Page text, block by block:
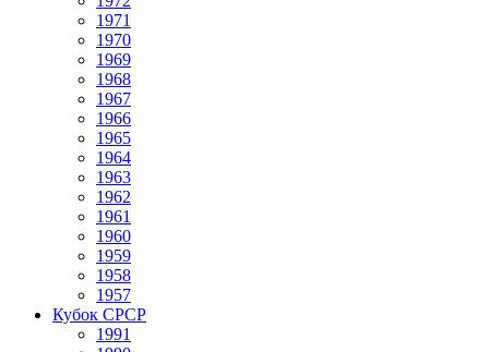
1971
1970
1969
1968
1967
1966
1965
1964
1963
1962
1961
1960
1959
1958
1957
Кубок СРСР
1991